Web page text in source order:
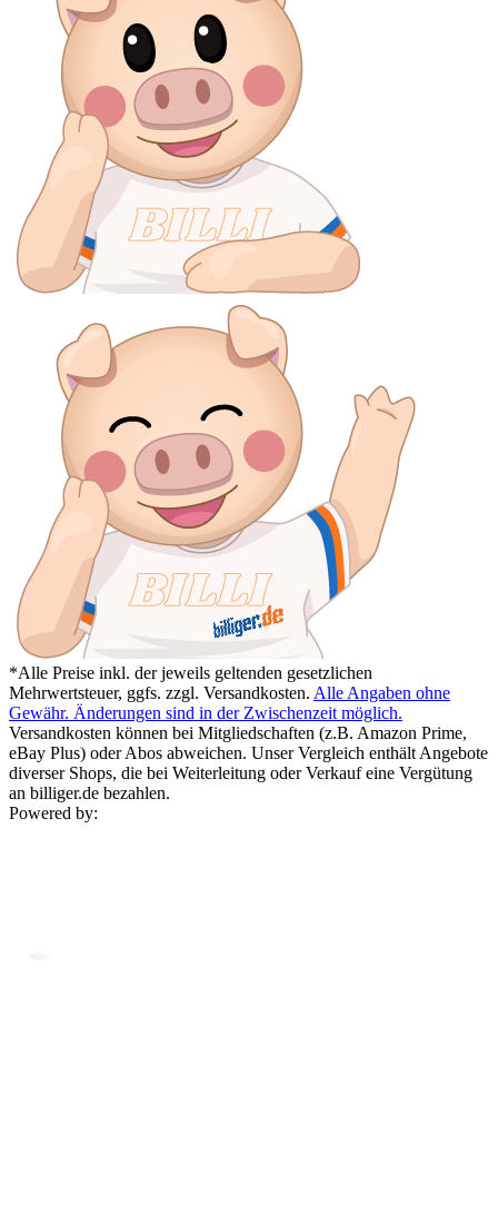
*Alle Preise inkl. der jeweils geltenden gesetzlichen
Mehrwertsteuer, ggfs. zzgl. Versandkosten. Alle Angaben ohne
Gewähr. Änderungen sind in der Zwischenzeit möglich.
Versandkosten können bei Mitgliedschaften (z.B. Amazon Prime,
eBay Plus) oder Abos abweichen. Unser Vergleich enthält Angebote
diverser Shops, die bei Weiterleitung oder Verkauf eine Vergütung
an billiger.de bezahlen.
Powered by: